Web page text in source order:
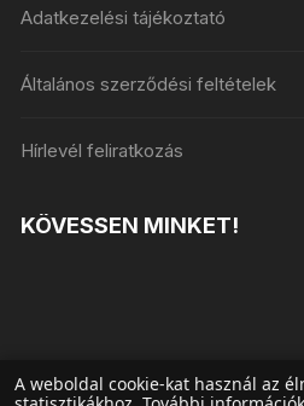
Adatkezelési tájékoztató
Általános szerződési feltételek
Hírlevél feliratkozás
KÖVESSEN MINKET!
A weboldal cookie-kat használ az